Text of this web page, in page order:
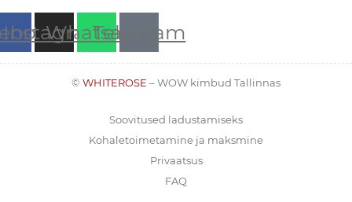
Instagram
WhatsappTelegram
© WHITEROSE – WOW kimbud Tallinnas
Soovitused ladustamiseks
Kohaletoimetamine ja maksmine
Privaatsus
FAQ